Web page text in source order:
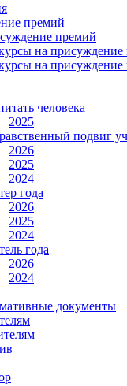
премий
премий
на присуждение
на присуждение
человека
2025
подвиг
2026
2025
2024
года
2026
2025
2024
года
2026
2024
документы